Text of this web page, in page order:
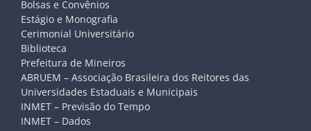
Bolsas e Convênios
Estágio e Monografia
Cerimonial Universitário
Biblioteca
Prefeitura de Mineiros
ABRUEM – Associação Brasileira dos Reitores das
Universidades Estaduais e Municipais
INMET – Previsão do Tempo
INMET – Dados